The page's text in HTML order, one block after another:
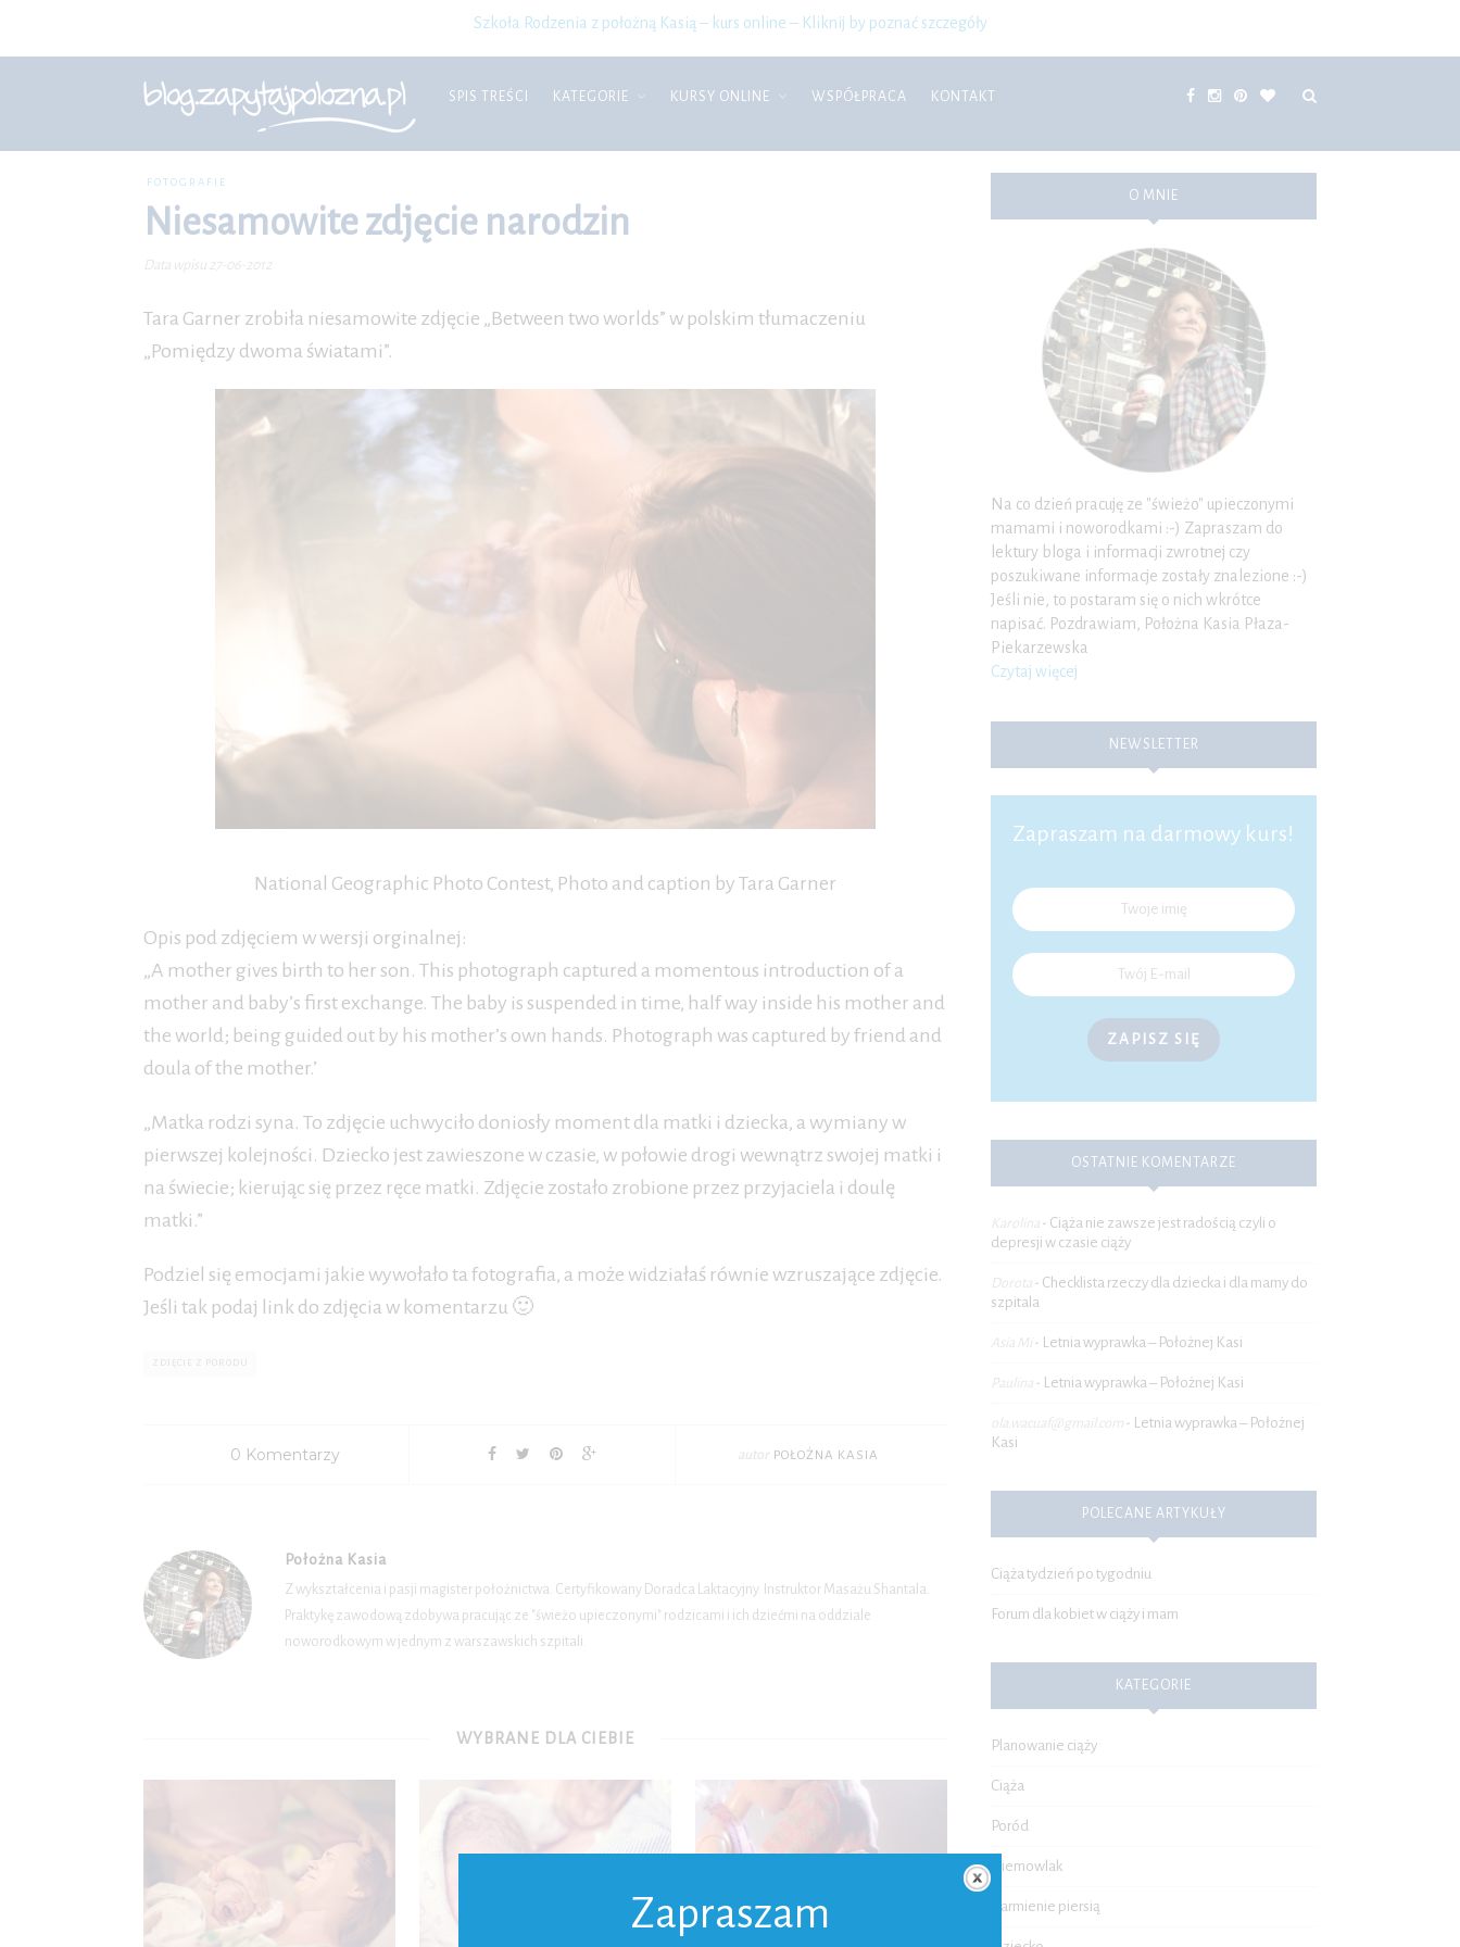
Szkoła Rodzenia z położną Kasią – kurs online – Kliknij by poznać szczegóły
SPIS TREŚCI KATEGORIE KURSY ONLINE WSPÓŁPRACA KONTAKT
FOTOGRAFIE
Niesamowite zdjęcie narodzin
Data wpisu 27-06-2012
Tara Garner zrobiła niesamowite zdjęcie „Between two worlds” w polskim tłumaczeniu
„Pomiędzy dwoma światami”.
National Geographic Photo Contest, Photo and caption by Tara Garner
Opis pod zdjęciem w wersji orginalnej:
„A mother gives birth to her son. This photograph captured a momentous introduction of a
mother and baby’s first exchange. The baby is suspended in time, half way inside his mother and
the world; being guided out by his mother’s own hands. Photograph was captured by friend and
doula of the mother.’
„Matka rodzi syna. To zdjęcie uchwyciło doniosły moment dla matki i dziecka, a wymiany w
pierwszej kolejności. Dziecko jest zawieszone w czasie, w połowie drogi wewnątrz swojej matki i
na świecie; kierując się przez ręce matki. Zdjęcie zostało zrobione przez przyjaciela i doulę
matki.”
Podziel się emocjami jakie wywołało ta fotografia, a może widziałaś równie wzruszające zdjęcie.
Jeśli tak podaj link do zdjęcia w komentarzu 🙂
ZDJĘCIE Z PORODU
0 Komentarzy autor POŁOŻNA KASIA
Położna Kasia
Z wykształcenia i pasji magister położnictwa. Certyfikowany Doradca Laktacyjny. Instruktor Masażu Shantala.
Praktykę zawodową zdobywa pracując ze "świeżo upieczonymi" rodzicami i ich dziećmi na oddziale
noworodkowym w jednym z warszawskich szpitali.
WYBRANE DLA CIEBIE
O MNIE
Na co dzień pracuję ze "świeżo" upieczonymi
mamami i noworodkami :-) Zapraszam do
lektury bloga i informacji zwrotnej czy
poszukiwane informacje zostały znalezione :-)
Jeśli nie, to postaram się o nich wkrótce
napisać. Pozdrawiam, Położna Kasia Płaza-
Piekarzewska
Czytaj więcej
NEWSLETTER
Zapraszam na darmowy kurs!
ZAPISZ SIĘ
OSTATNIE KOMENTARZE
Karolina - Ciąża nie zawsze jest radością czyli o
depresji w czasie ciąży
Dorota - Checklista rzeczy dla dziecka i dla mamy do
szpitala
Asia Mi - Letnia wyprawka – Położnej Kasi
Paulina - Letnia wyprawka – Położnej Kasi
ola.wacuaf@gmail.com - Letnia wyprawka – Położnej
Kasi
POLECANE ARTYKUŁY
Ciąża tydzień po tygodniu
Forum dla kobiet w ciąży i mam
KATEGORIE
Planowanie ciąży
Ciąża
Poród
Niemowlak
Karmienie piersią
Zapraszam